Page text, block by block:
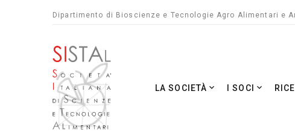
Dipartimento di Bioscienze e Tecnologie Agro Alimentari e
LA SOCIETÀ I SOCI